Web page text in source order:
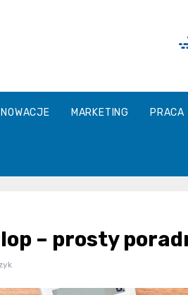
MARKETING PRACA
– prosty